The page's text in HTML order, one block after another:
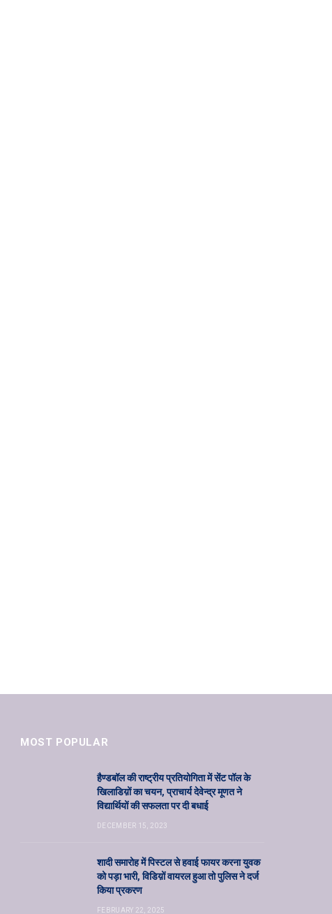
MOST POPULAR
हैण्डबॉल की राष्ट्रीय प्रतियोगिता में सेंट पॉल के
खिलाडिय़ों का चयन, प्राचार्य देवेन्द्र मूणत ने
विद्यार्थियों की सफलता पर दी बधाई
DECEMBER 15, 2023
शादी समारोह में पिस्टल से हवाई फायर करना युवक
को पड़ा भारी, विडिय़ों वायरल हुआ तो पुलिस ने दर्ज
किया प्रकरण
FEBRUARY 22, 2025